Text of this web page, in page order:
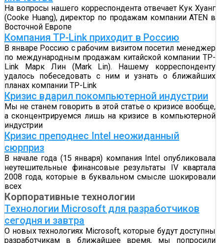
На вопросы нашего корреспондента отвечает Кук ­Хуанг
(Cooke Huang), директор по продажам компании ATEN в
Восточной Европе
Компания TP-Link приходит в Россию
В январе Россию с рабочим визитом посетил менеджер
по международным продажам китайской компании TP-
Link Марк Лин (Mark Lin). Нашему корреспонденту
удалось побеседовать с ним и узнать о ближайших
планах компании TP-Link
Кризис вдарил покомпьютерной индустрии
Мы не станем говорить в этой статье о кризисе вообще,
а сконцентрируемся лишь на кризисе в компьютерной
индустрии
Кризис преподнес Intel неожиданный
сюрприз
В начале года (15 января) компания Intel опубликовала
неутешительные финансовые результаты IV квартала
2008 года, которые в буквальном смысле шокировали
всех
Корпоративные технологии
Технологии Microsoft для разработчиков
сегодня и завтра
О новых технологиях Microsoft, которые будут доступны
разработчикам в ближайшее время, мы попросили